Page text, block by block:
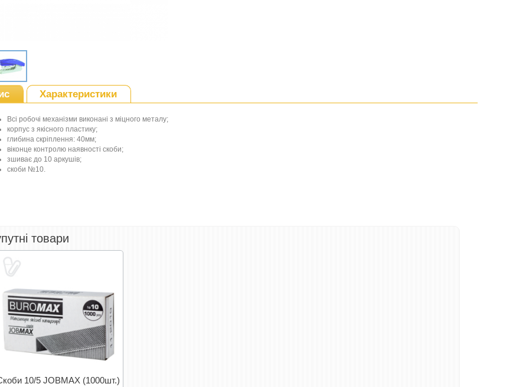
Характеристики
Всі робочі механізми виконані з міцного металу;
корпус з якісного пластику;
глибина скріплення: 40мм;
віконце контролю наявності скоби;
зшиває до 10 аркушів;
скоби №10.
товари
10/5 JOBMAX (1000шт.)